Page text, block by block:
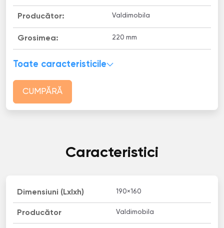
Producător: Valdimobila
Grosimea: 220 mm
Toate caracteristicile
CUMPĂRĂ
Caracteristici
Dimensiuni (Lxlxh) 190×160
Producător Valdimobila